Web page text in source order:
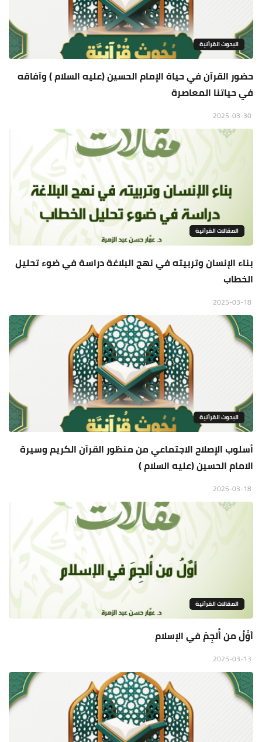
البحوث القرأنية
حضور القرآن في حياة الإمام الحسين (عليه السلام ) وآفاقه
في حياتنا المعاصرة
المقالات القراَنية
بناء الإنسان وتربيته في نهج البلاغة دراسة في ضوء تحليل
الخطاب
البحوث القرأنية
أسلوب الإصلاح الاجتماعي من منظور القرآن الکريم وسيرة
الامام الحسين (عليه السلام )
المقالات القراَنية
أوَّلُ من أُلجِمَ في الإسلام